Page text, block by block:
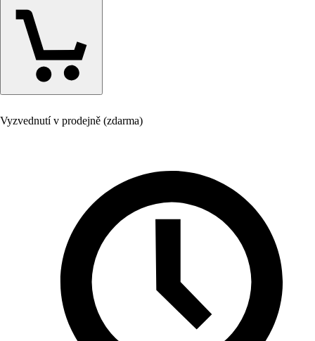
Vyzvednutí v prodejně (zdarma)